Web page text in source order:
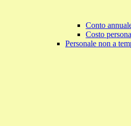
Conto
Costo
Personale non a